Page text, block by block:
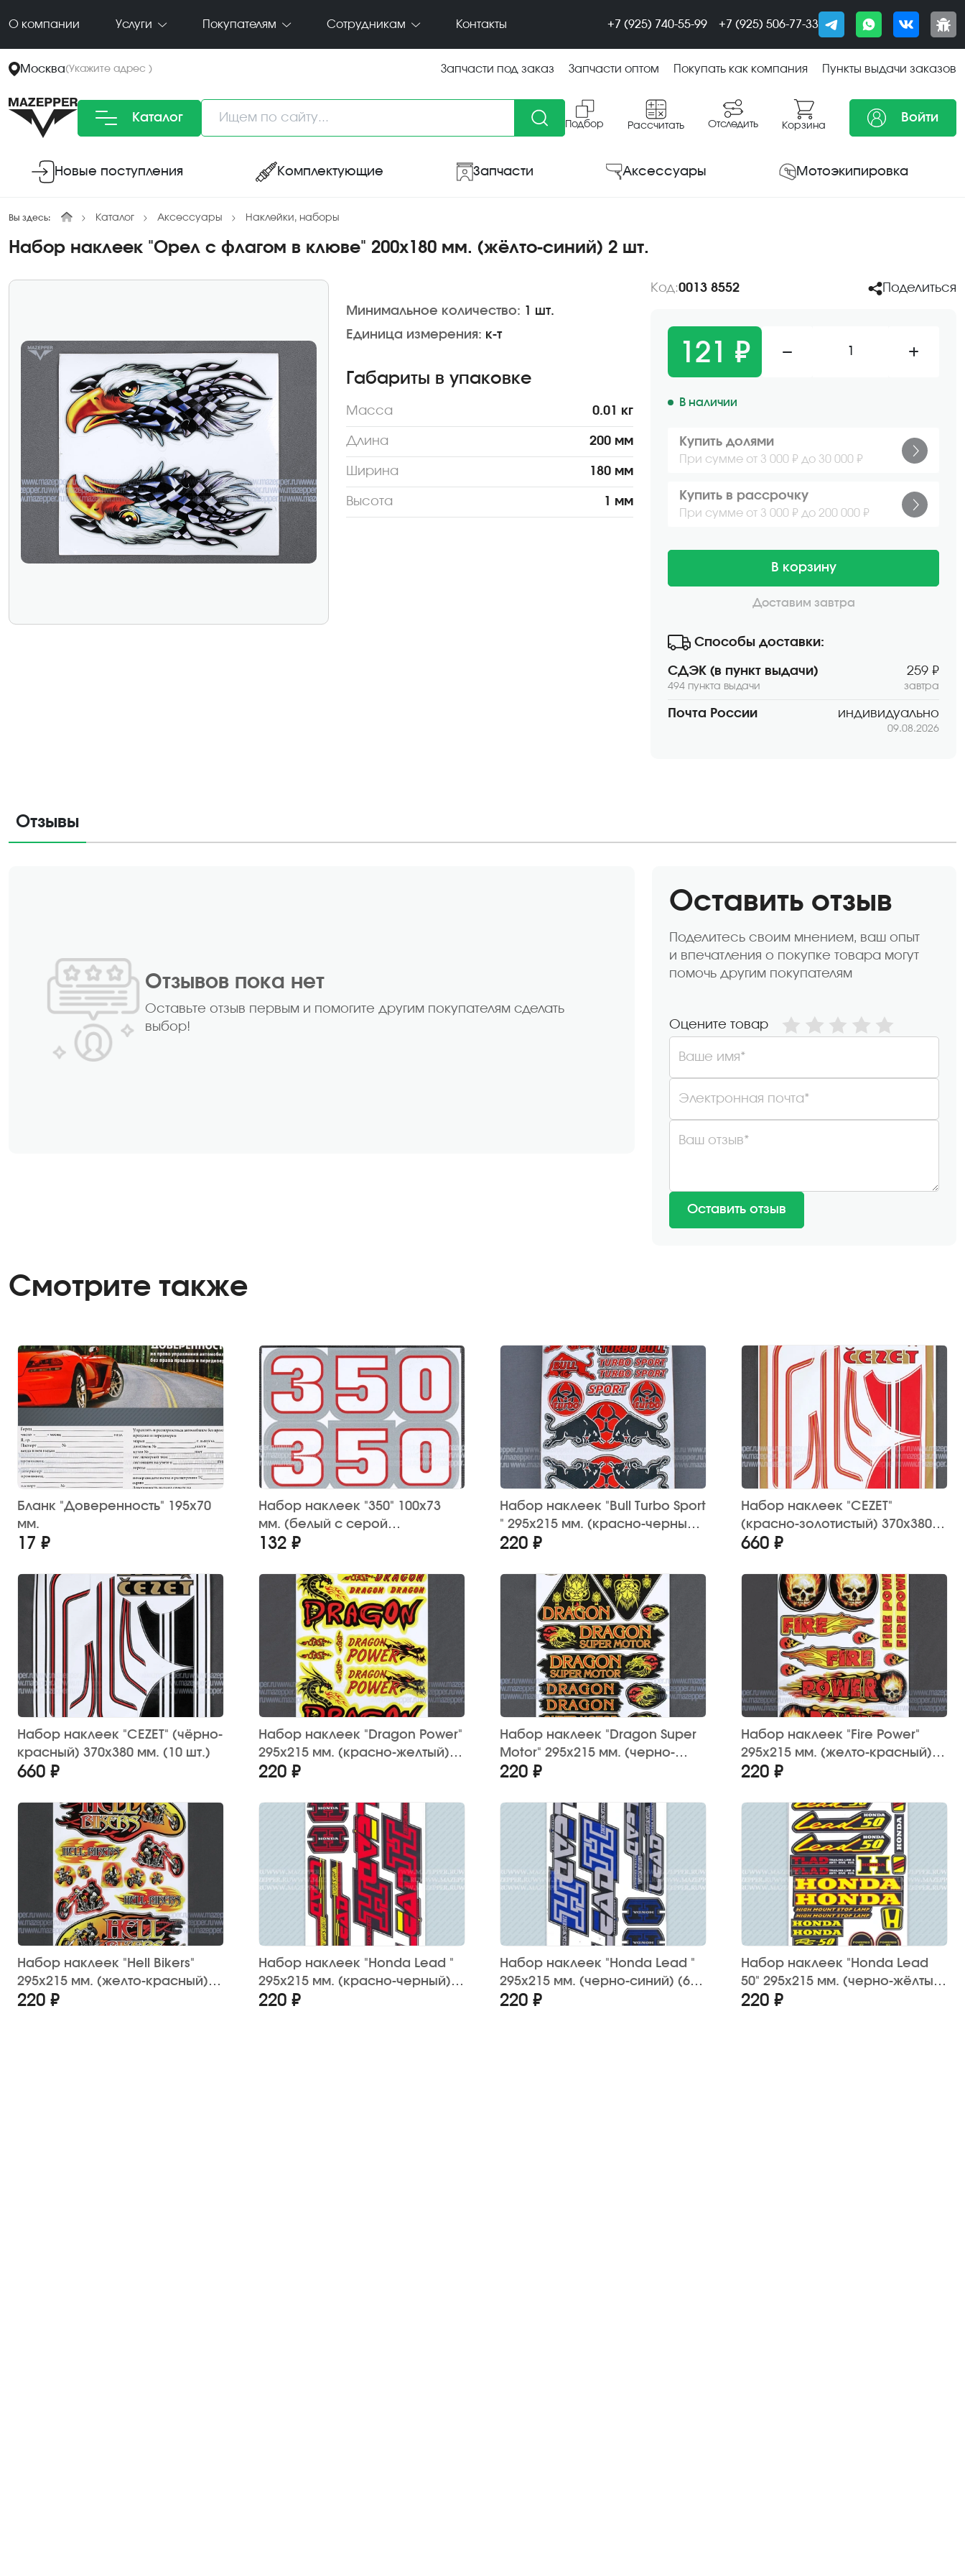
О компании Услуги Покупателям Сотрудникам Контакты +7 (925) 740-55-99 +7 (925) 506-77-33
Москва(Укажите адрес ) Запчасти под заказ Запчасти оптом Покупать как компания Пункты выдачи заказов
Каталог
Подбор Рассчитать Отследить Корзина
Войти
Новые поступления Комплектующие Запчасти Аксессуары Мотоэкипировка
Вы здесь: Каталог Аксессуары Наклейки, наборы
Набор наклеек "Орел с флагом в клюве" 200х180 мм. (жёлто-синий) 2 шт.
Минимальное количество: 1 шт.
Единица измерения: к-т
Габариты в упаковке
Масса 0.01 кг
Длина 200 мм
Ширина 180 мм
Высота 1 мм
Код:0013 8552 Поделиться
121 ₽ 1
В наличии
Купить долями
При сумме от 3 000 ₽ до 30 000 ₽
Купить в рассрочку
При сумме от 3 000 ₽ до 200 000 ₽
В корзину
Доставим завтра
Способы доставки:
СДЭК (в пункт выдачи)
494 пункта выдачи
259 ₽
завтра
Почта России индивидуально
09.08.2026
Отзывы
Отзывов пока нет
Оставьте отзыв первым и помогите другим покупателям сделать
выбор!
Оставить отзыв
Поделитесь своим мнением, ваш опыт
и впечатления о покупке товара могут
помочь другим покупателям
Оцените товар
Ваше имя*
Электронная почта*
Ваш отзыв*
Оставить отзыв
Смотрите также
Бланк "Доверенность" 195х70
мм.
17 ₽
Набор наклеек "350" 100х73
мм. (белый с серой
окантовкой) 2 шт.
132 ₽
Набор наклеек "Bull Turbo Sport
" 295х215 мм. (красно-черный)
15 шт.
220 ₽
Набор наклеек "CEZET"
(красно-золотистый) 370х380
мм. (10 шт.)
660 ₽
Набор наклеек "CEZET" (чёрно-
красный) 370х380 мм. (10 шт.)
660 ₽
Набор наклеек "Dragon Power"
295х215 мм. (красно-желтый)
12 шт.
220 ₽
Набор наклеек "Dragon Super
Motor" 295х215 мм. (черно-
красный) 12 шт.
220 ₽
Набор наклеек "Fire Power"
295х215 мм. (желто-красный)
12 шт.
220 ₽
Набор наклеек "Hell Bikers"
295х215 мм. (желто-красный)
12 шт.
220 ₽
Набор наклеек "Honda Lead "
295х215 мм. (красно-черный)
(6 шт.)
220 ₽
Набор наклеек "Honda Lead "
295х215 мм. (черно-синий) (6
шт.)
220 ₽
Набор наклеек "Honda Lead
50" 295х215 мм. (черно-жёлтый)
(20 шт.)
220 ₽